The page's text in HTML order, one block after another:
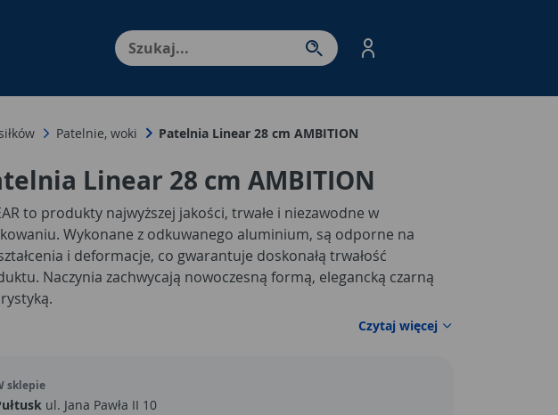
Produktów, nawigacja: Enter - przejdź do strony produktów. Spacja – otwórz/
Patelnie, woki Patelnia Linear 28 cm AMBITION
Linear 28 cm AMBITION
to produkty najwyższej jakości, trwałe i niezawodne w
Wykonane z odkuwanego aluminium, są odporne na
i deformacje, co gwarantuje doskonałą trwałość
Naczynia zachwycają nowoczesną formą, elegancką czarną
Czytaj więcej
sklepie
ul. Jana Pawła II 10